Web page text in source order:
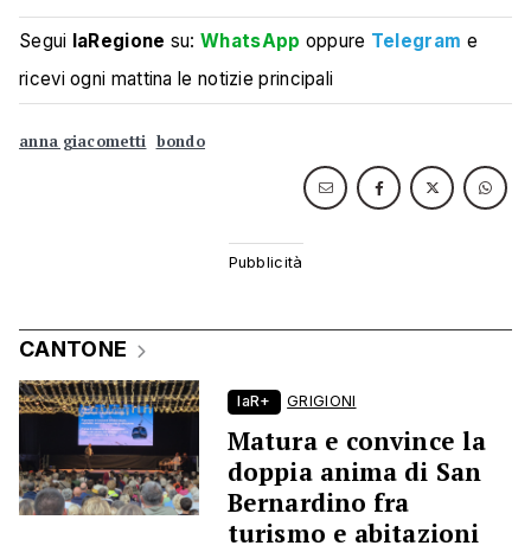
Segui laRegione su:WhatsApp oppure Telegram e
ricevi ogni mattina le notizie principali
anna giacometti bondo
CANTONE
laR+ GRIGIONI
Matura e convince la
doppia anima di San
Bernardino fra
turismo e abitazioni